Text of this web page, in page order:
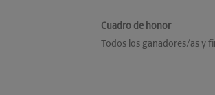
Cuadro de honor
Todos los ganadores/as y